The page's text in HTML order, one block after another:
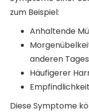
zum Beispiel:
Anhaltende
anderen
Häufigerer
Diese Symptome